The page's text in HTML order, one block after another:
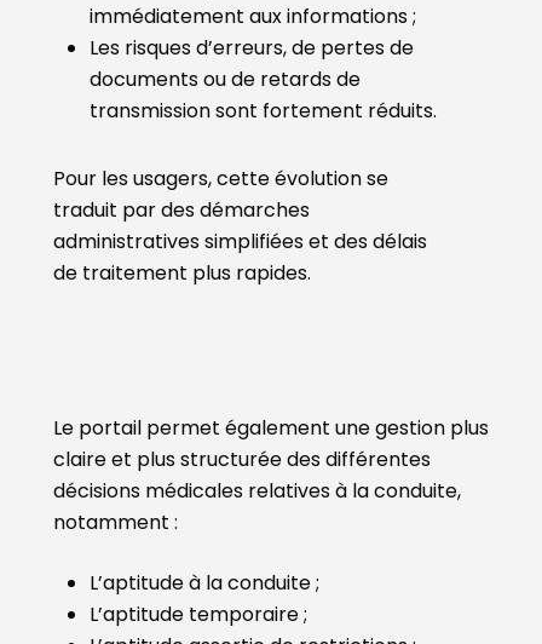
immédiatement aux informations ;
Les risques d’erreurs, de pertes de
documents ou de retards de
transmission sont fortement réduits.
Pour les usagers, cette évolution se
traduit par des démarches
administratives simplifiées et des délais
de traitement plus rapides.
Le portail permet également une gestion plus
claire et plus structurée des différentes
décisions médicales relatives à la conduite,
notamment :
L’aptitude à la conduite ;
L’aptitude temporaire ;